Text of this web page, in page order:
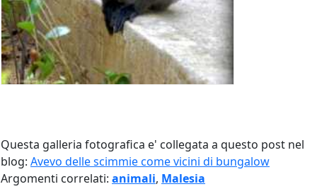
Questa galleria fotografica e' collegata a questo post nel
blog: Avevo delle scimmie come vicini di bungalow
Argomenti correlati: animali, Malesia